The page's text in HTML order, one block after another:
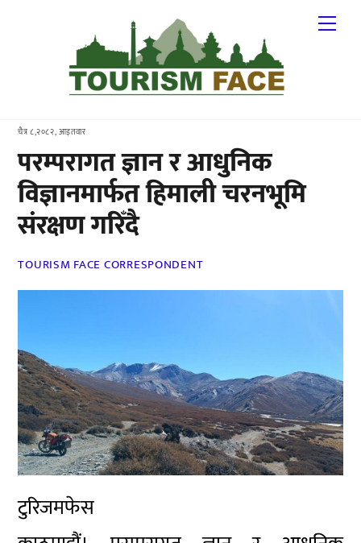
चैत्र ८,२०८२, आइतवार
परम्परागत ज्ञान र आधुनिक
विज्ञानमार्फत हिमाली चरनभूमि
संरक्षण गरिँदै
TOURISM FACE CORRESPONDENT
टुरिजमफेस